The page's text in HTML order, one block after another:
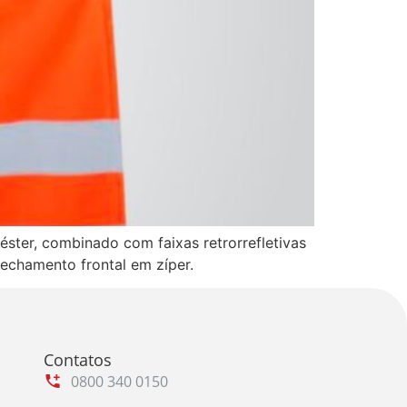
combinado com faixas retrorrefletivas
frontal em zíper.
Contatos
0800 340 0150